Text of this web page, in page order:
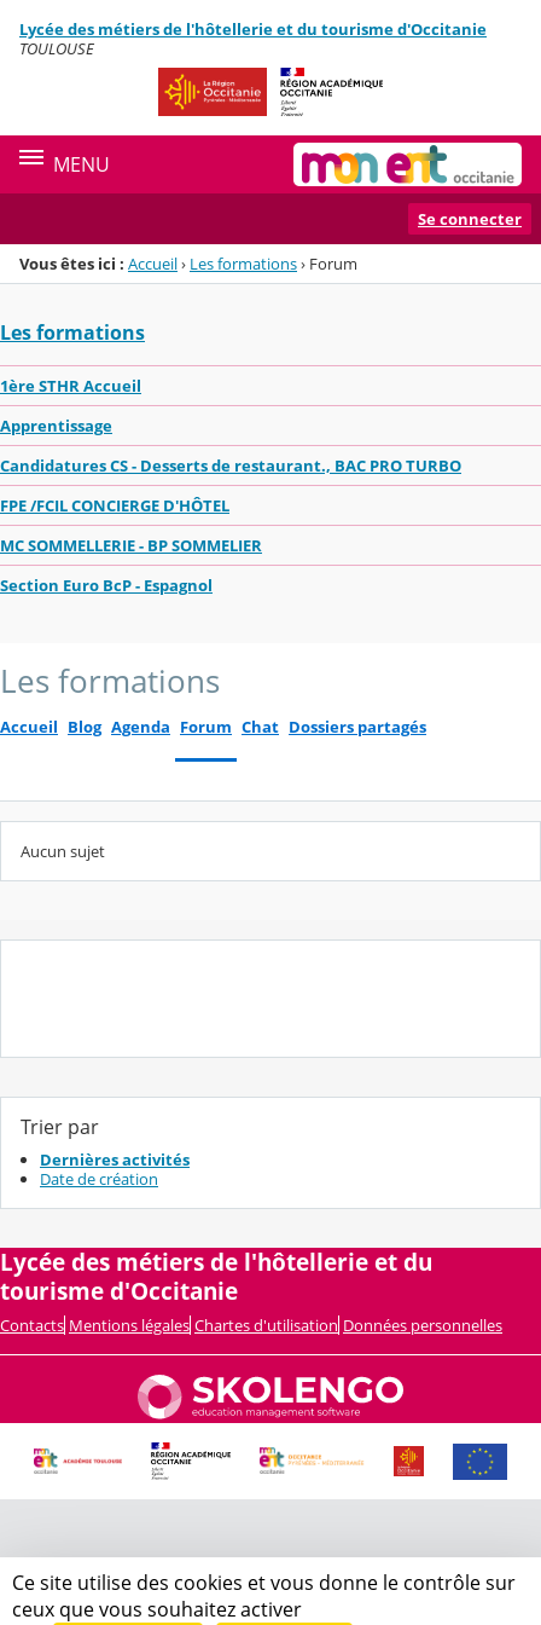
Menu de la rubrique
Contenu
Lycée des métiers de l'hôtellerie et du tourisme d'Occitanie
TOULOUSE
MENU
Se connecter
Vous êtes ici : Accueil› Les formations› Forum
Les formations
1ère STHR Accueil
Apprentissage
Candidatures CS - Desserts de restaurant., BAC PRO TURBO
FPE /FCIL CONCIERGE D'HÔTEL
MC SOMMELLERIE - BP SOMMELIER
Section Euro BcP - Espagnol
Les formations
Accueil Blog Agenda Forum Chat Dossiers partagés
Aucun sujet
Trier par
Dernières activités
Date de création
Lycée des métiers de l'hôtellerie et du
tourisme d'Occitanie
Contacts Mentions légales Chartes d'utilisation Données personnelles
Ce site utilise des cookies et vous donne le contrôle sur
ceux que vous souhaitez activer